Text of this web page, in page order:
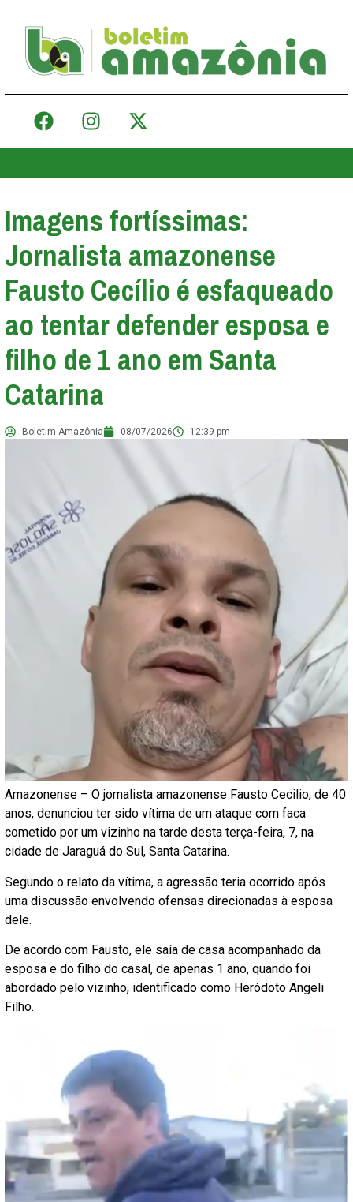
Imagens fortíssimas:
Jornalista amazonense
Fausto Cecílio é esfaqueado
ao tentar defender esposa e
filho de 1 ano em Santa
Catarina
Boletim Amazônia 08/07/2026 12:39 pm
Amazonense – O jornalista amazonense Fausto Cecilio, de 40
anos, denunciou ter sido vítima de um ataque com faca
cometido por um vizinho na tarde desta terça-feira, 7, na
cidade de Jaraguá do Sul, Santa Catarina.
Segundo o relato da vítima, a agressão teria ocorrido após
uma discussão envolvendo ofensas direcionadas à esposa
dele.
De acordo com Fausto, ele saía de casa acompanhado da
esposa e do filho do casal, de apenas 1 ano, quando foi
abordado pelo vizinho, identificado como Heródoto Angeli
Filho.